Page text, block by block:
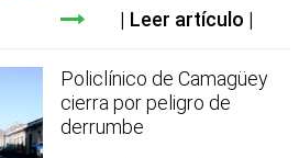
Leer artículo
Policlínico de Camagüey
cierra por peligro de
derrumbe